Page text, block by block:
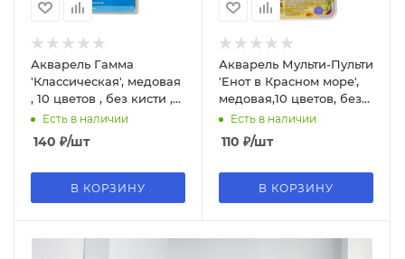
Акварель Гамма
'Классическая', медовая
, 10 цветов , без кисти ,
пластик. упак, 1009193
Есть в наличии
140 ₽/шт
В КОРЗИНУ
Акварель Мульти-Пульти
'Енот в Красном море',
медовая,10 цветов, без
кисти, пластик, евр.
АП_10704
Есть в наличии
110 ₽/шт
В КОРЗИНУ